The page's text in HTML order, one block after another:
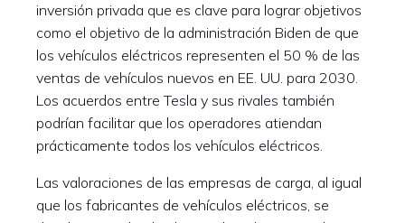
inversión privada que es clave para lograr objetivos
como el objetivo de la administración Biden de que
los vehículos eléctricos representen el 50 % de las
ventas de vehículos nuevos en EE. UU. para 2030.
Los acuerdos entre Tesla y sus rivales también
podrían facilitar que los operadores atiendan
prácticamente todos los vehículos eléctricos.
Las valoraciones de las empresas de carga, al igual
que los fabricantes de vehículos eléctricos, se